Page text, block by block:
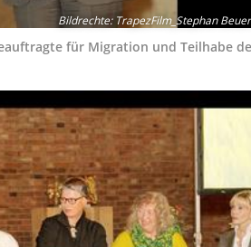
Bildrechte:TrapezFilm_Stephan
für Migration und Teilhabe